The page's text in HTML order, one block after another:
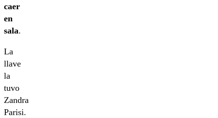
caer
en
sala.
La
llave
la
tuvo
Zandra
Parisi.